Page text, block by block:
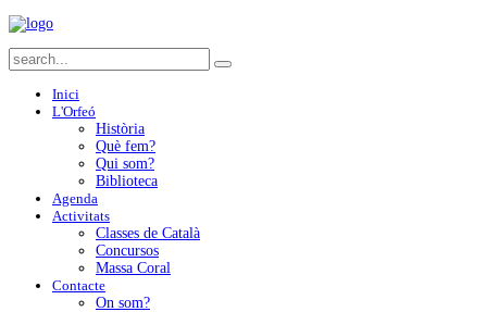
Inici
L'Orfeó
Història
Què fem?
Qui som?
Biblioteca
Agenda
Activitats
Classes de Català
Concursos
Massa Coral
Contacte
On som?